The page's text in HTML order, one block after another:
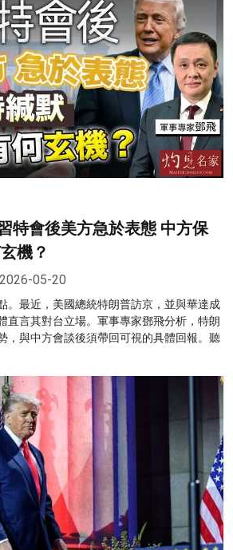
特會後美方急於表態 中方保
機？
2026-05-20
。最近，美國總統特朗普訪京，並與華達成
直言其對台立場。軍事專家鄧飛分析，特朗
，與中方會談後須帶回可視的具體回報。聽